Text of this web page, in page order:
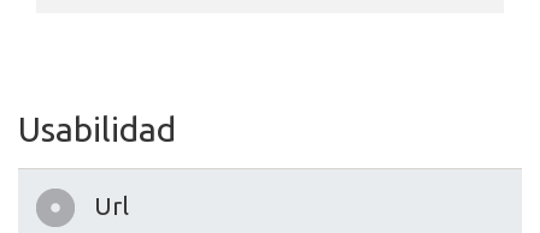
Usabilidad
Url